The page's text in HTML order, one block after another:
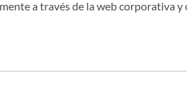
a través de la web corporativa y